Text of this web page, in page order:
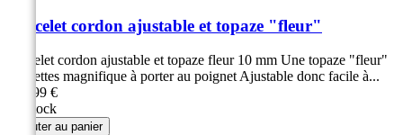
Bracelet cordon ajustable et topaze "fleur"
Bracelet cordon ajustable et topaze fleur 10 mm Une topaze "fleur"
à facettes magnifique à porter au poignet Ajustable donc facile à...
179,99 €
En stock
Ajouter au panier